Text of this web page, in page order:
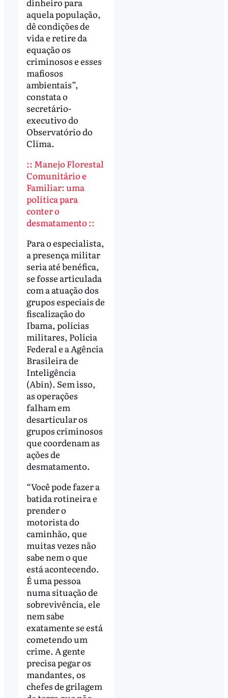
aquela população,
dê condições de
vida e retire da
equação os
criminosos e esses
mafiosos
ambientais”,
constata o
secretário-
executivo do
Observatório do
Clima.
:: Manejo Florestal
Comunitário e
Familiar: uma
política para
conter o
desmatamento ::
Para o especialista,
a presença militar
seria até benéfica,
se fosse articulada
com a atuação dos
grupos especiais de
fiscalização do
Ibama, polícias
militares, Polícia
Federal e a Agência
Brasileira de
Inteligência
(Abin). Sem isso,
as operações
falham em
desarticular os
grupos criminosos
que coordenam as
ações de
desmatamento.
“Você pode fazer a
batida rotineira e
prender o
motorista do
caminhão, que
muitas vezes não
sabe nem o que
está acontecendo.
É uma pessoa
numa situação de
sobrevivência, ele
nem sabe
exatamente se está
cometendo um
crime. A gente
precisa pegar os
mandantes, os
chefes de grilagem